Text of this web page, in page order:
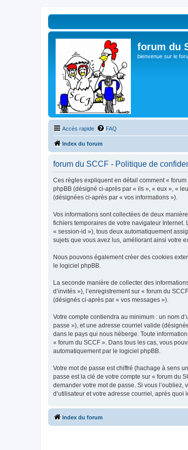
forum du
bienvenue sur le
Accès rapide FAQ
Index du forum
forum du SCCF - Politique de
Ces règles expliquent en détail comment «
phpBB (désigné ci-après par « ils », « eux », «
(désignées ci-après par « vos informations »).
Vos informations sont collectées de deux
fichiers temporaires de votre navigateur
« session-id »), tous deux automatiquement
sujets que vous avez lus, améliorant ainsi votre
Nous pouvons également créer des cookies
le logiciel phpBB.
La seconde manière de collecter des
d’invités »), l’enregistrement sur « forum du
(désignés ci-après par « vos messages »).
Votre compte contiendra au minimum : un nom
passe »), et une adresse courriel valide
dans le pays qui nous héberge. Toute
« forum du SCCF ». Dans tous les cas, vous
automatiquement par le logiciel phpBB.
Votre mot de passe est chiffré (hachage à sens
passe est la clé de votre compte sur « forum du
demander votre mot de passe. Si vous
d’utilisateur et votre adresse courriel, après
Index du forum